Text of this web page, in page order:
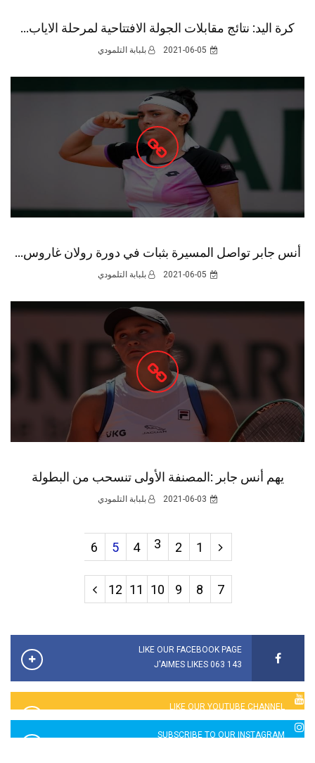
كرة اليد: نتائج مقابلات الجولة الافتتاحية لمرحلة الاياب...
2021-06-05 بلبابة التلمودي
أنس جابر تواصل المسيرة بثبات في دورة رولان غاروس...
2021-06-05 بلبابة التلمودي
يهم أنس جابر :المصنفة الأولى تنسحب من البطولة
2021-06-03 بلبابة التلمودي
1
2
3
4
5
6
7
8
9
10
11
12
LIKE OUR FACEBOOK PAGE
143 063 J'AIMES LIKES
LIKE OUR YOUTUBE CHANNEL
2760 LIKES
SUBSCRIBE TO OUR INSTAGRAM